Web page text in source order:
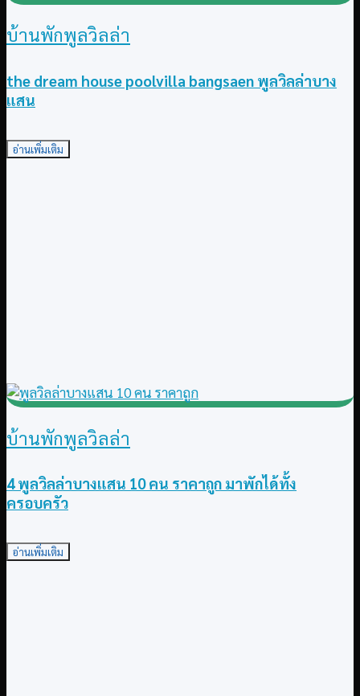
บ้านพักพูลวิลล่า
the dream house poolvilla bangsaen พูลวิลล่าบาง
แสน
อ่านเพิ่มเติม
บ้านพักพูลวิลล่า
4 พูลวิลล่าบางแสน 10 คน ราคาถูก มาพักได้ทั้ง
ครอบครัว
อ่านเพิ่มเติม